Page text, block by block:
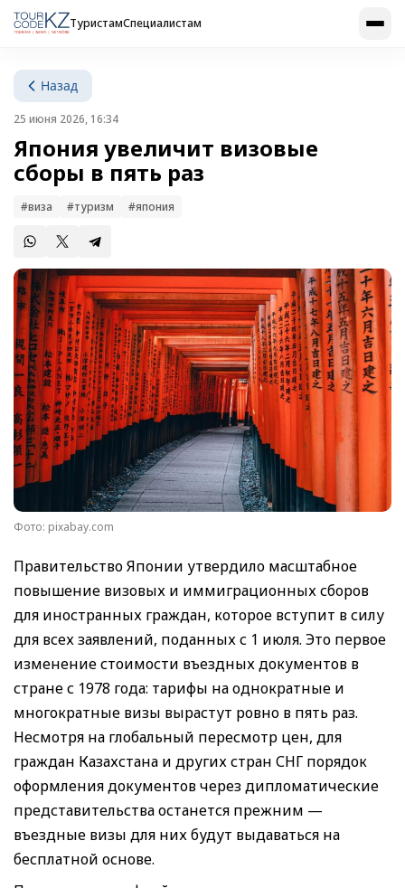
ТуристамСпециалистам
Назад
25 июня 2026, 16:34
Япония увеличит визовые
сборы в пять раз
#виза #туризм #япония
Фото: pixabay.com
Правительство Японии утвердило масштабное
повышение визовых и иммиграционных сборов
для иностранных граждан, которое вступит в силу
для всех заявлений, поданных с 1 июля. Это первое
изменение стоимости въездных документов в
стране с 1978 года: тарифы на однократные и
многократные визы вырастут ровно в пять раз.
Несмотря на глобальный пересмотр цен, для
граждан Казахстана и других стран СНГ порядок
оформления документов через дипломатические
представительства останется прежним —
въездные визы для них будут выдаваться на
бесплатной основе.